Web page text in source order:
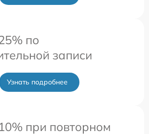
по
записи
Узнать подробнее
при повторном